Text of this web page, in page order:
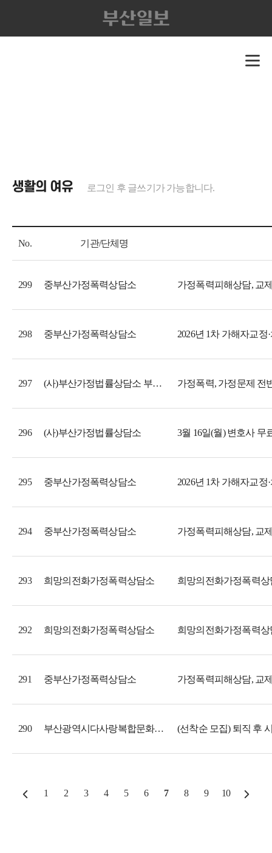
생활의 여유 로그인 후 글쓰기가 가능합니다.
No. 기관/단체명
299 중부산가정폭력상담소
298 중부산가정폭력상담소 2026년 1차 가해자교
297 (사)부산가정법률상담소 부설 가정폭력관련상담소 가정폭력, 가정문제 전
296 (사)부산가정법률상담소 3월 16일(월) 변호사 무
295 중부산가정폭력상담소 2026년 1차 가해자교
294 중부산가정폭력상담소
293 희망의전화가정폭력상담소 희망의전화가정폭력상
292 희망의전화가정폭력상담소 희망의전화가정폭력
291 중부산가정폭력상담소
290 부산광역시다사랑복합문화예술회관
1 2 3 4 5 6 7 8 9 10